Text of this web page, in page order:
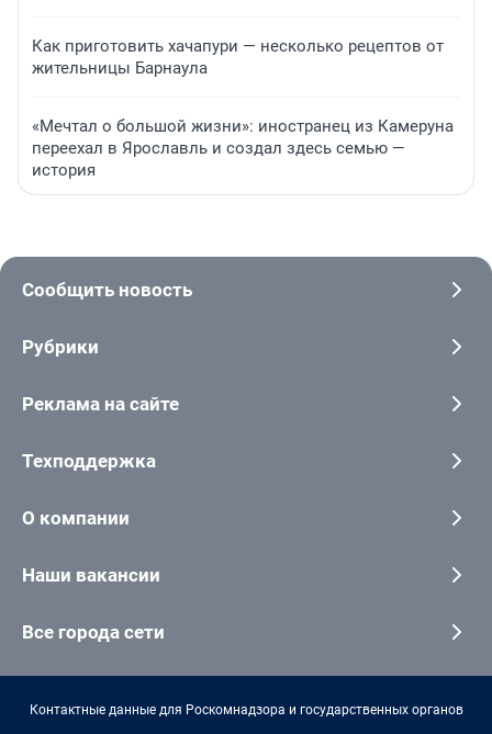
Как приготовить хачапури — несколько рецептов от
жительницы Барнаула
«Мечтал о большой жизни»: иностранец из Камеруна
переехал в Ярославль и создал здесь семью —
история
Сообщить новость
Рубрики
Реклама на сайте
Техподдержка
О компании
Наши вакансии
Все города сети
Контактные данные для Роскомнадзора и государственных органов